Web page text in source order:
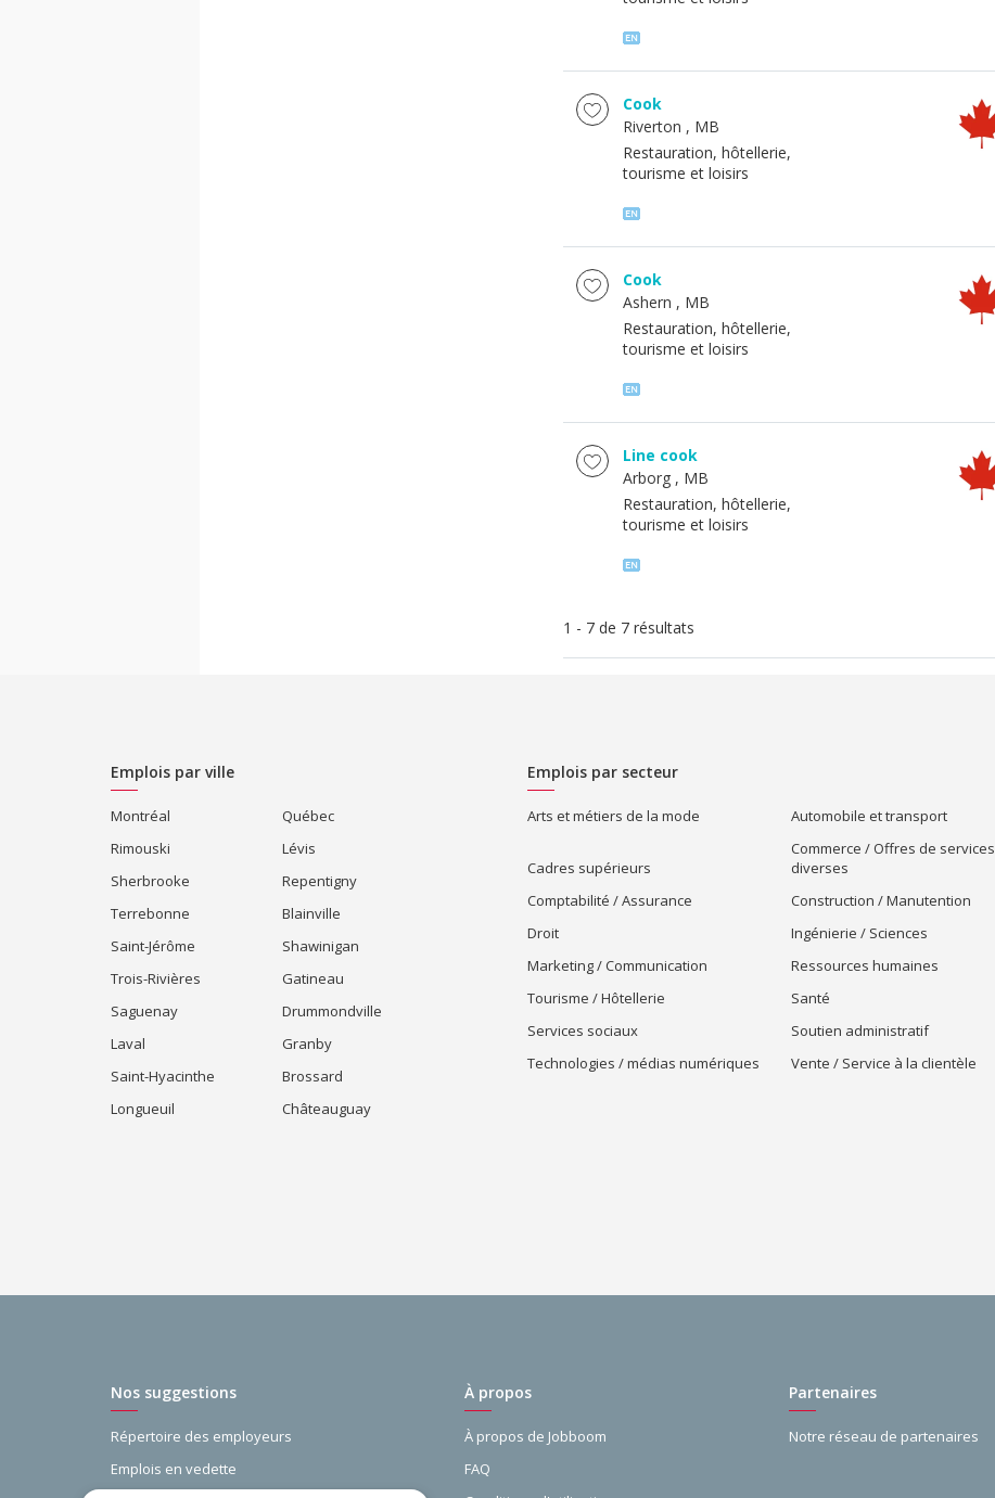
Cook
Riverton , MB
Restauration, hôtellerie,
tourisme et loisirs
Cook
Ashern , MB
Restauration, hôtellerie,
tourisme et loisirs
Line cook
Arborg , MB
Restauration, hôtellerie,
tourisme et loisirs
1 - 7 de 7 résultats
Emplois par ville
Montréal
Québec
Rimouski
Lévis
Sherbrooke
Repentigny
Terrebonne
Blainville
Saint-Jérôme
Shawinigan
Trois-Rivières
Gatineau
Saguenay
Drummondville
Laval
Granby
Saint-Hyacinthe
Brossard
Longueuil
Châteauguay
Emplois par secteur
Arts et métiers de la mode Automobile et transport
Cadres supérieurs
Commerce / Offres de services
diverses
Comptabilité / Assurance
Construction / Manutention
Droit
Ingénierie / Sciences
Marketing / Communication
Ressources humaines
Tourisme / Hôtellerie
Santé
Services sociaux
Soutien administratif
Technologies / médias numériques
Vente / Service à la clientèle
Nos suggestions
Répertoire des employeurs
Emplois en vedette
À propos
À propos de Jobboom
FAQ
Partenaires
Notre réseau de partenaires